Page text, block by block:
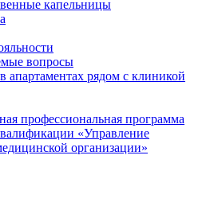
капельницы
вопросы
апартаментах рядом с клиникой
профессиональная программа
«Управление
организации»